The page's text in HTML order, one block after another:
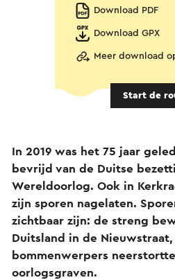
Download PDF
Download GPX
Meer download
Start de
In 2019 was het 75 jaar
bevrijd van de Duitse
Wereldoorlog. Ook in
zijn sporen nagelaten.
zichtbaar zijn: de streng
Duitsland in de
bommenwerpers
oorlogsgraven.